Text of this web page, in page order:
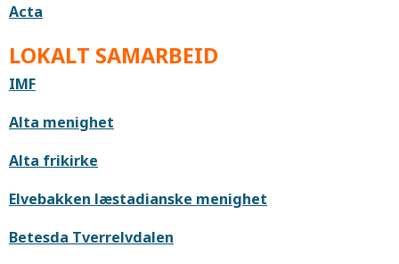
Acta
LOKALT SAMARBEID
IMF
Alta menighet
Alta frikirke
Elvebakken læstadianske menighet
Betesda Tverrelvdalen